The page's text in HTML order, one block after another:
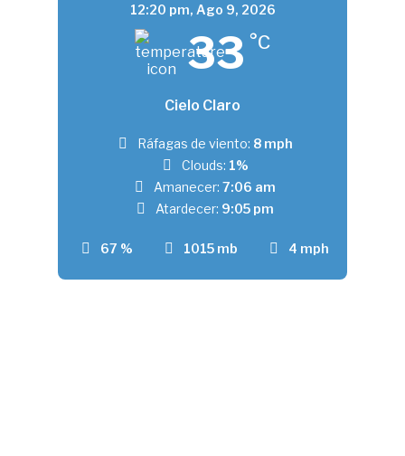
12:20 pm, Ago 9, 2026
33 °C
Cielo Claro
67 % 1015 mb 4 mph
Ráfagas de viento: 8 mph
Clouds: 1%
Amanecer: 7:06 am
Atardecer: 9:05 pm